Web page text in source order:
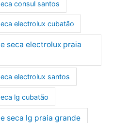
consul santos
electrolux cubatão
seca electrolux praia
electrolux santos
lg cubatão
seca lg praia grande